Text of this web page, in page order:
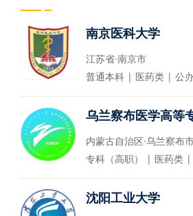
南京医科大学
江苏省·南京市
普通本科 | 医药类 | 公
乌兰察布医学高等
内蒙古自治区·乌兰察布
专科（高职） | 医药类
沈阳工业大学